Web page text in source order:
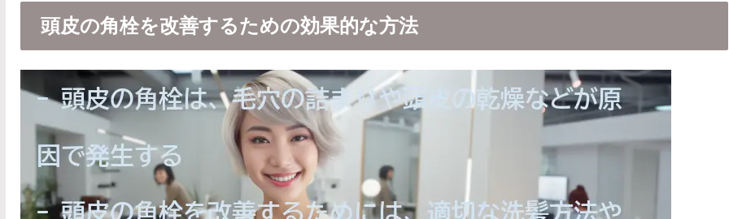
頭皮の角栓を改善するための効果的な方法